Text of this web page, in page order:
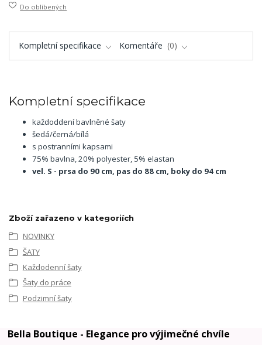
Do oblíbených
Kompletní specifikace Komentáře 0
Kompletní specifikace
každoddení bavlněné šaty
šedá/černá/bílá
s postranními kapsami
75% bavlna, 20% polyester, 5% elastan
vel. S - prsa do 90 cm, pas do 88 cm, boky do 94 cm
Zboží zařazeno v kategoriích
NOVINKY
ŠATY
Každodenní šaty
Šaty do práce
Podzimní šaty
Bella Boutique - Elegance pro výjimečné chvíle